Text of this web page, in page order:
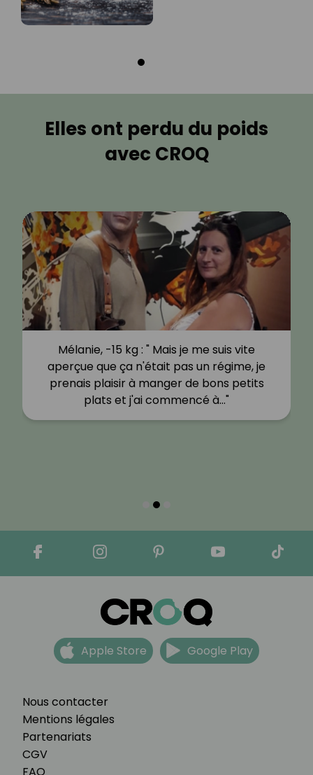
Elles ont perdu du poids
avec CROQ
Mélanie, -15 kg : " Mais je me suis vite
aperçue que ça n'était pas un régime, je
prenais plaisir à manger de bons petits
plats et j'ai commencé à…"
Nous contacter
Mentions légales
Partenariats
CGV
FAQ
Apple Store Google Play